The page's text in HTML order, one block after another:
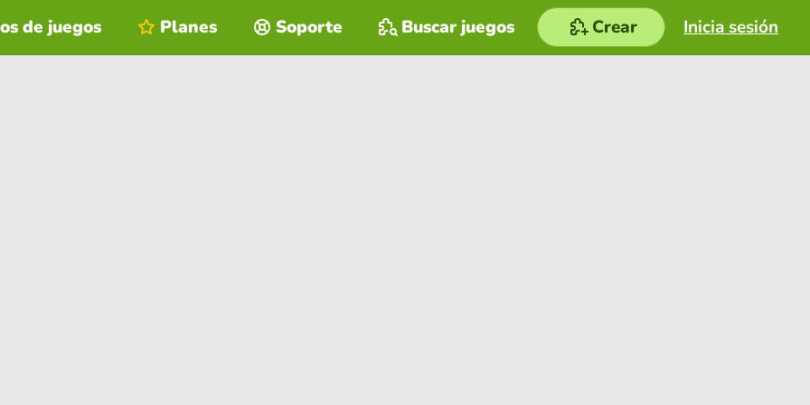
Inicia sesión
de juegos Planes Soporte Buscar juegos Crear